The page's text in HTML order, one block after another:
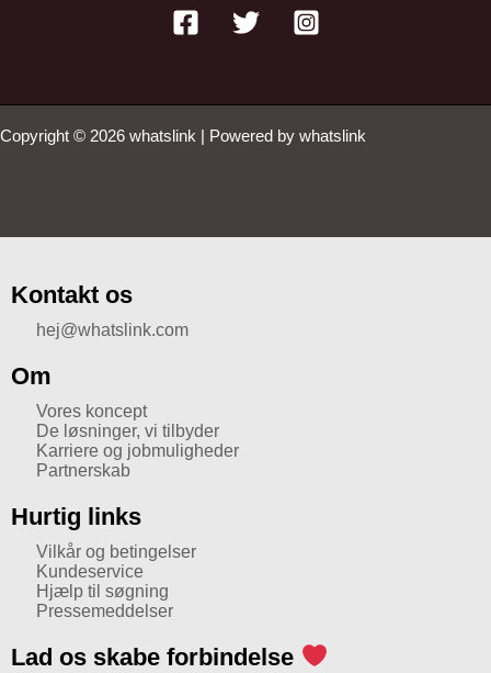
Copyright © 2026 whatslink | Powered by whatslink
Kontakt os
hej@whatslink.com
Om
Vores koncept
De løsninger, vi tilbyder
Karriere og jobmuligheder
Partnerskab
Hurtig links
Vilkår og betingelser
Kundeservice
Hjælp til søgning
Pressemeddelser
Lad os skabe forbindelse